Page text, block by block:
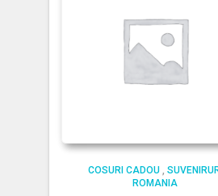
COSURI CADOU,
ROMANIA